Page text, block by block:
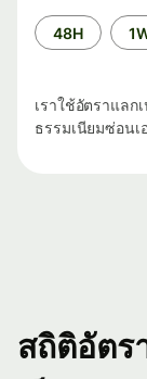
ระยะ
เวลา
48H
เราใช้อัตราแลก
ธรรมเนียมซ่อนเ
สถิติอัตร